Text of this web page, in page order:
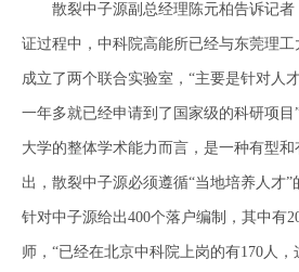
散裂中子源副总经理陈元柏告诉记者
证过程中，中科院高能所已经与东莞理
成立了两个联合实验室，“主要是针对人
一年多就已经申请到了国家级的科研项
大学的整体学术能力而言，是一种有型
出，散裂中子源必须遵循“当地培养人才
针对中子源给出400个落户编制，其中有
师，“已经在北京中科院上岗的有170人